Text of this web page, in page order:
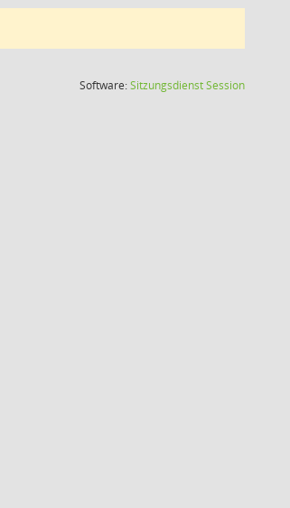
Software:SitzungsdienstSession(Wird in